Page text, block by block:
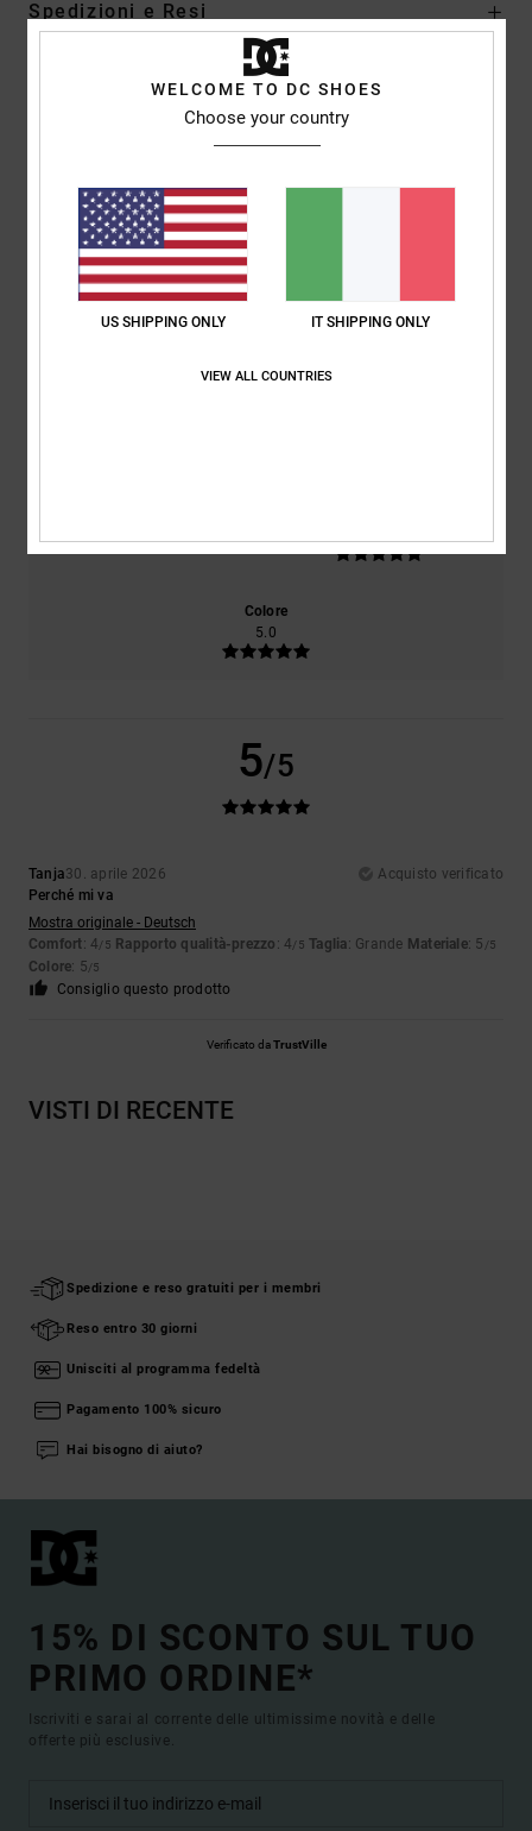
Spedizioni e Resi
Recensioni dei clienti
Punteggio medio
5.0
Colore
5.0
5/5
Tanja30. aprile 2026
Acquisto verificato
Perché mi va
Mostra originale - Deutsch
Comfort: 4/5 Rapporto qualità-prezzo : 4/5 Taglia: Grande Materiale: 5 /5
Colore: 5/5
Consiglio questo prodotto
Verificato daTrustVille
VISTI DI RECENTE
Spedizione e reso gratuiti per i membri
Reso entro 30 giorni
Unisciti al programma fedeltà
Pagamento 100% sicuro
Hai bisogno di aiuto?
15% DI SCONTO SUL TUO
PRIMO ORDINE*
Iscriviti e sarai al corrente delle ultimissime novità e delle
offerte più esclusive.
WELCOME TO DC SHOES
Choose your country
US SHIPPING ONLY IT SHIPPING ONLY
VIEW ALL COUNTRIES